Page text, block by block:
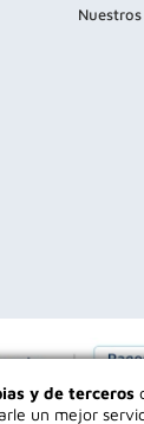
y de terceros
un mejor